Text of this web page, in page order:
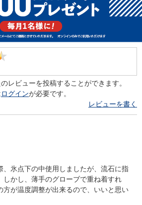
レビューを投稿することができます。
ログインが必要です。
レビューを書く
、氷点下の中使用しましたが、流石に指
しかし、薄手のグローブで重ね着すれ
方が温度調整が出来るので、いいと思い